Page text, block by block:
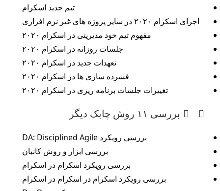
تیم جدید اسکرام
اجرای اسکرام ۲۰۲۰ در سایر پروژه های غیر نرم افزاری
مفهوم تیم خود مدیریتی در اسکرام ۲۰۲۰
جلسات روزانه در اسکرام ۲۰۲۰
تعهدات جدید در اسکرام ۲۰۲۰
فشرده سازی ها در اسکرام ۲۰۲۰
تغییرات جلسات برنامه ریزی در اسکرام ۲۰۲۰
بررسی ۱۱ روش چابک دیگر
بررسی رویکرد DA: Disciplined Agile
بررسی ابزار و روش کانبان
بررسی رویکرد اسکرام در اسکرام
بررسی رویکرد اسکرام در اسکرام در اسکرام